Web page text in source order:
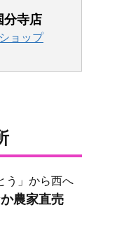
分寺店
ョップ
う」から西へ
か農家直売